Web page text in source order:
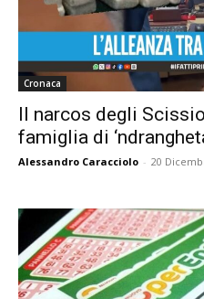
Cronaca
Il narcos degli
famiglia di
Alessandro Caracciolo - 20